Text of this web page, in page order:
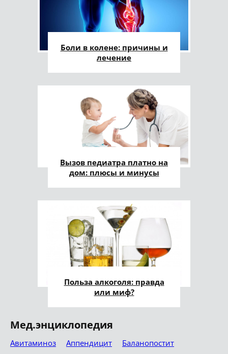
Боли в колене: причины и
лечение
Вызов педиатра платно на
дом: плюсы и минусы
Польза алкоголя: правда
или миф?
Мед.энциклопедия
Авитаминоз Аппендицит Баланопостит